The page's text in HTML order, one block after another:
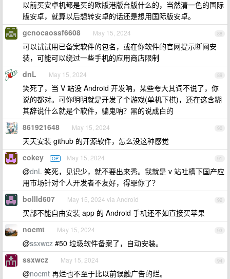
以前买安卓机都是买的欧版港版台版什么的，当然清一色的国际
版安卓，就算以后想转安卓的话还是想用国际版安卓。
88
gcnocaossf6608 May 15, 2024
可以试试用已备案软件的包名，或在你软件的官网提示断网安
装，可能可以绕过一些手机的应用商店限制
89
dnL May 15, 2024
笑死了，当 V 站没 Android 开发呐，某些夸大其词不说了，你
说的都对。可你明明就是开发了个游戏(单机下棋)，还在这含糊
其辞说什么就是个软件，骗鬼呐？黑的说成白的
90
861921648 May 15, 2024
天天安装 github 的开源软件，怎么没这种感觉
91
cokey OP May 15, 2024
@dnL 笑死，见识少，就不要出来秀。我就是 v 站吐槽下国产应
用市场针对个人开发者不友好，得罪你了？
92
bollld607 May 15, 2024 via Android
买部不能自由安装 app 的 Android 手机还不如直接买苹果
93
nocmt May 15, 2024
@ssxwcz #50 垃圾软件备案了，自动安装。
94
ssxwcz May 15, 2024
@nocmt 再烂也不至于比以前误触广告的烂。